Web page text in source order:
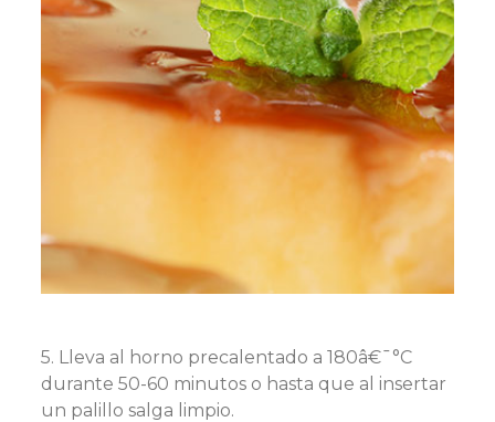
5. Lleva al horno precalentado a 180â€¯°C
durante 50-60 minutos o hasta que al insertar
un palillo salga limpio.